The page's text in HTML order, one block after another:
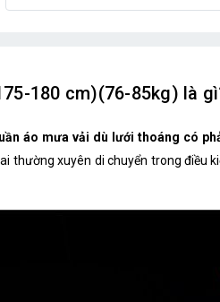
180 cm)(76-85kg) là
áo mưa vải dù lưới thoáng có
thường xuyên di chuyển trong điều